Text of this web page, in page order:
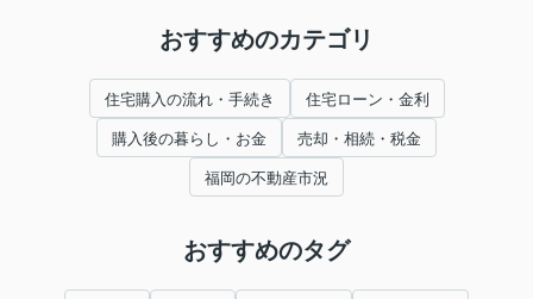
おすすめのカテゴリ
住宅購入の流れ・手続き 住宅ローン・金利
購入後の暮らし・お金 売却・相続・税金
福岡の不動産市況
おすすめのタグ